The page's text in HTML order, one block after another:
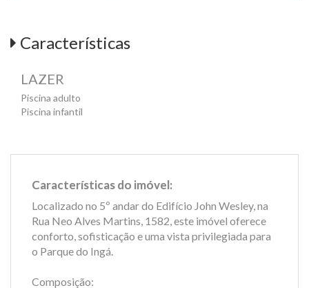
Características
LAZER
Piscina adulto
Piscina infantil
Características do imóvel:
Localizado no 5º andar do Edifício John Wesley, na
Rua Neo Alves Martins, 1582, este imóvel oferece
conforto, sofisticação e uma vista privilegiada para
o Parque do Ingá.
Composição: